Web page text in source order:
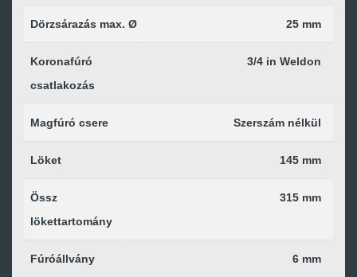
Dörzsárazás max. Ø 25 mm
Koronafúró
csatlakozás
3/4 in Weldon
Magfúró csere Szerszám nélkül
Löket 145 mm
Össz
lökettartomány
315 mm
Fúróállvány
6 mm